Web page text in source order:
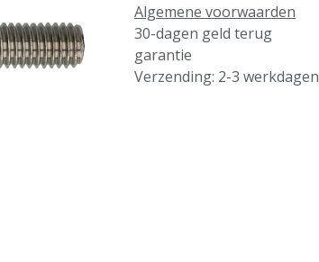
Algemene voorwaarden
30-dagen geld terug
garantie
Verzending: 2-3 werkdagen